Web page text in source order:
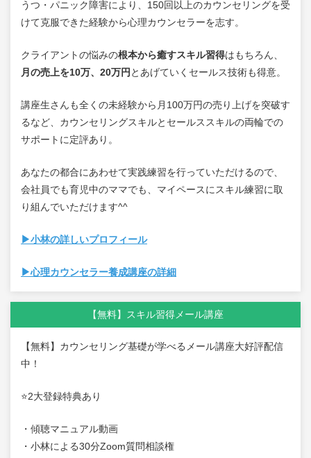
うつ・パニック障害により、150回以上のカウンセリングを受
けて克服できた経験から心理カウンセラーを志す。
クライアントの悩みの根本から癒すスキル習得はもちろん、
月の売上を10万、20万円 とあげていくセールス技術も得意。
講座生さんも全くの未経験から月100万円の売り上げを突破す
るなど、カウンセリングスキルとセールススキルの両輪での
サポートに定評あり。
あなたの都合にあわせて実践練習を行っていただけるので、
会社員でも育児中のママでも、マイペースにスキル練習に取
り組んでいただけます^^
▶小林の詳しいプロフィール
▶心理カウンセラー養成講座の詳細
【無料】スキル習得メール講座
【無料】カウンセリング基礎が学べるメール講座大好評配信
中！
⭐2大登録特典あり
・傾聴マニュアル動画
・小林による30分Zoom質問相談権